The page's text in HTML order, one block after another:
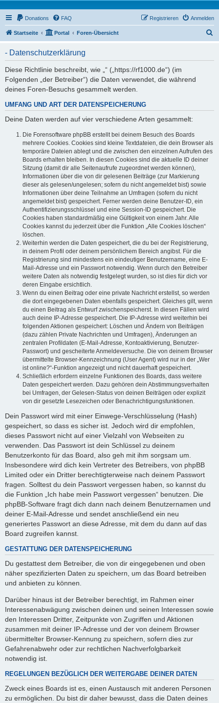
Donations FAQ Anmelden
Registrieren
Startseite Portal Foren-Übersicht
- Datenschutzerklärung
Diese Richtlinie beschreibt, wie „“ („https://rf1000.de“) (im
Folgenden „der Betreiber“) die Daten verwendet, die während
deines Foren-Besuchs gesammelt werden.
UMFANG UND ART DER DATENSPEICHERUNG
Deine Daten werden auf vier verschiedene Arten gesammelt:
Die Forensoftware phpBB erstellt bei deinem Besuch des Boards
mehrere Cookies. Cookies sind kleine Textdateien, die dein Browser als
temporäre Dateien ablegt und die zwischen den einzelnen Aufrufen des
Boards erhalten bleiben. In diesen Cookies sind die aktuelle ID deiner
Sitzung (damit dir alle Seitenaufrufe zugeordnet werden können),
Informationen über die von dir gelesenen Beiträge (zur Markierung
dieser als gelesen/ungelesen; sofern du nicht angemeldet bist) sowie
Informationen über deine Teilnahme an Umfragen (sofern du nicht
angemeldet bist) gespeichert. Ferner werden deine Benutzer-ID, ein
Authentifizierungsschlüssel und eine Session-ID gespeichert. Die
Cookies haben standardmäßig eine Gültigkeit von einem Jahr. Alle
Cookies kannst du jederzeit über die Funktion „Alle Cookies löschen“
löschen.
Weiterhin werden die Daten gespeichert, die du bei der Registrierung,
in deinem Profil oder deinem persönlichem Bereich angibst. Für die
Registrierung sind mindestens ein eindeutiger Benutzername, eine E-
Mail-Adresse und ein Passwort notwendig. Wenn durch den Betreiber
weitere Daten als notwendig festgelegt wurden, so ist dies für dich vor
deren Eingabe ersichtlich.
Wenn du einen Beitrag oder eine private Nachricht erstellst, so werden
die dort eingegebenen Daten ebenfalls gespeichert. Gleiches gilt, wenn
du einen Beitrag als Entwurf zwischenspeicherst. In diesen Fällen wird
auch deine IP-Adresse gespeichert. Die IP-Adresse wird weiterhin bei
folgenden Aktionen gespeichert: Löschen und Ändern von Beiträgen
(dazu zählen Private Nachrichten und Umfragen), Änderungen an
zentralen Profildaten (E-Mail-Adresse, Kontoaktivierung, Benutzer-
Passwort) und gescheiterte Anmeldeversuche. Die von deinem Browser
übermittelte Browser-Kennzeichnung (User Agent) wird nur in der „Wer
ist online?“-Funktion angezeigt und nicht dauerhaft gespeichert.
Schließlich erfordern einzelne Funktionen des Boards, dass weitere
Daten gespeichert werden. Dazu gehören dein Abstimmungsverhalten
bei Umfragen, der Gelesen-Status von deinen Beiträgen oder explizit
von dir gesetzte Lesezeichen oder Benachrichtigungsfunktionen.
Dein Passwort wird mit einer Einwege-Verschlüsselung (Hash)
gespeichert, so dass es sicher ist. Jedoch wird dir empfohlen,
dieses Passwort nicht auf einer Vielzahl von Webseiten zu
verwenden. Das Passwort ist dein Schlüssel zu deinem
Benutzerkonto für das Board, also geh mit ihm sorgsam um.
Insbesondere wird dich kein Vertreter des Betreibers, von phpBB
Limited oder ein Dritter berechtigterweise nach deinem Passwort
fragen. Solltest du dein Passwort vergessen haben, so kannst du
die Funktion „Ich habe mein Passwort vergessen“ benutzen. Die
phpBB-Software fragt dich dann nach deinem Benutzernamen und
deiner E-Mail-Adresse und sendet anschließend ein neu
generiertes Passwort an diese Adresse, mit dem du dann auf das
Board zugreifen kannst.
GESTATTUNG DER DATENSPEICHERUNG
Du gestattest dem Betreiber, die von dir eingegebenen und oben
näher spezifizierten Daten zu speichern, um das Board betreiben
und anbieten zu können.
Darüber hinaus ist der Betreiber berechtigt, im Rahmen einer
Interessenabwägung zwischen deinen und seinen Interessen sowie
den Interessen Dritter, Zeitpunkte von Zugriffen und Aktionen
zusammen mit deiner IP-Adresse und der von deinem Browser
übermittelter Browser-Kennung zu speichern, sofern dies zur
Gefahrenabwehr oder zur rechtlichen Nachverfolgbarkeit
notwendig ist.
REGELUNGEN BEZÜGLICH DER WEITERGABE DEINER DATEN
Zweck eines Boards ist es, einen Austausch mit anderen Personen
zu ermöglichen. Du bist dir daher bewusst, dass die Daten deines